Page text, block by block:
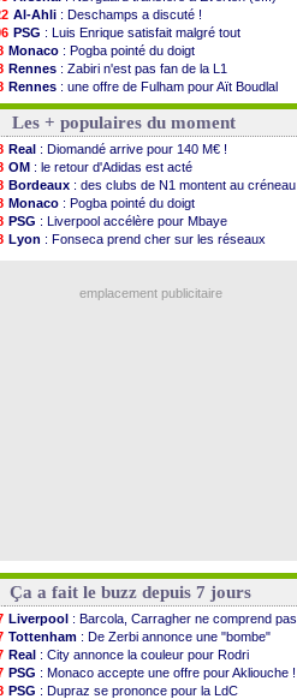
Al-Ahli : Deschamps a discuté !
PSG : Luis Enrique satisfait malgré tout
Monaco : Pogba pointé du doigt
Rennes : Zabiri n'est pas fan de la L1
Rennes : une offre de Fulham pour Aït Boudlal
VIDEO: Thomasson et Cresswell réconciliés
Dunkerque: Nzonzi avait des pistes en L1
Lyon: Mangala sur le départ
Amical: Arsenal s'incline face au Real Betis
Amical: lourde défaite pour le PSG
Man City: Maresca flou pour Reijnders
LdC: Fenerbahçe prend une belle option
Al-Diriyah: Mbemba arrive libre (officiel)
Atletico : le plan d'Alvarez à son retour
: une promesse d'Infantino au Maroc ...
Les + populaires du moment
Real : Diomandé arrive pour 140 M€ !
OM : le retour d'Adidas est acté
Bordeaux : des clubs de N1 montent au créneau
Monaco : Pogba pointé du doigt
PSG : Liverpool accélère pour Mbaye
Lyon : Fonseca prend cher sur les réseaux
emplacement publicitaire
Ça a fait le buzz depuis 7 jours
Liverpool : Barcola, Carragher ne comprend pas
Tottenham : De Zerbi annonce une "bombe"
Real : City annonce la couleur pour Rodri
PSG : Monaco accepte une offre pour Akliouche !
PSG : Dupraz se prononce pour la LdC